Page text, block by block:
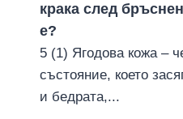
крака след
е?
5 (1) Ягодова кожа –
състояние, което
и бедрата,...